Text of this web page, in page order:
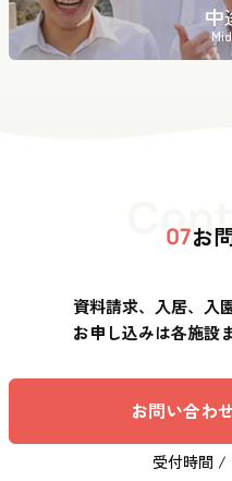
中
07お
資料請求、入居、入
お申し込みは各施設
お問い合わ
受付時間 /